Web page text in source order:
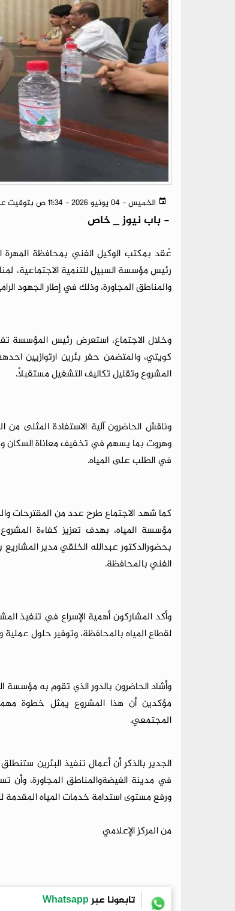
الخميس - 04 يونيو 2026 - 11:34 ص بتوقيت عدن
- باب نيوز _ خاص
عُقد بمكتب الوكيل الفني بمحافظة
رئيس مؤسسة السبيل للتنمية الاجتماعية،
والمناطق المجاورة، وذلك في إطار الجهود
وخلال الاجتماع، استعرض رئيس المؤسسة
كويتي، والمتضمن حفر بئرين ارتوازيين
المشروع وتقليل تكاليف التشغيل مستقبلاً.
وناقش الحاضرون آلية الاستفادة
وهروت بما يسهم في تخفيف معاناة السكان
في الطلب على المياه.
كما شهد الاجتماع طرح عدد من المقترحات
مؤسسة المياه، بهدف تعزيز كفاءة
بحضورالدكتور عبدالله الخلقي مدير
الفني بالمحافظة.
وأكد المشاركون أهمية الإسراع في تنفيذ
لقطاع المياه بالمحافظة، وتوفير حلول
وأشاد الحاضرون بالدور الذي تقوم به مؤسسة
مؤكدين أن هذا المشروع يمثل خطوة
المجتمعي.
الجدير بالذكر أن أعمال تنفيذ البئرين
في مدينة الغيضةوالمناطق المجاورة، وأن
ورفع مستوى استدامة خدمات المياه المقدمة
من المركز الإعلامي
تابعونا عبرWhatsapp